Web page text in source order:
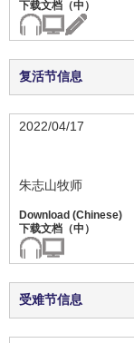
复活节信息
2022/04/17
朱志山牧师
受难节信息